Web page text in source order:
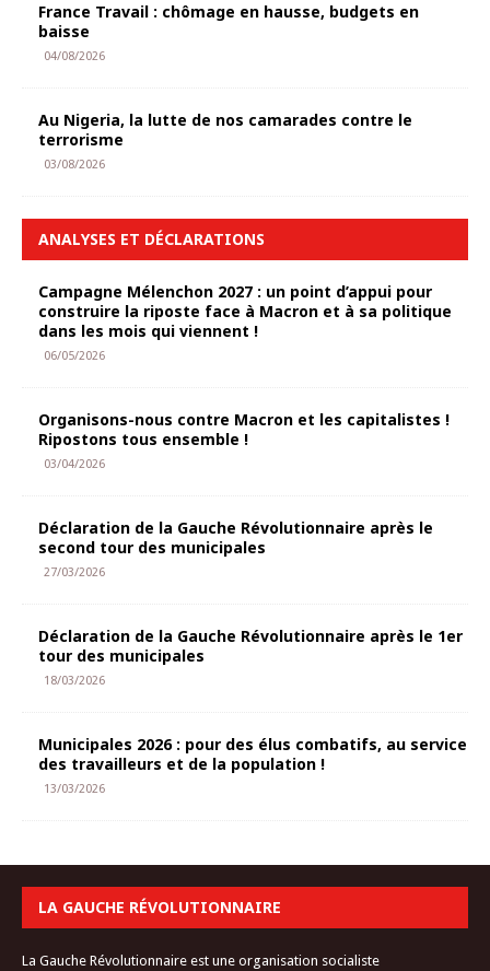
France Travail : chômage en hausse, budgets en
baisse
04/08/2026
Au Nigeria, la lutte de nos camarades contre le
terrorisme
03/08/2026
ANALYSES ET DÉCLARATIONS
Campagne Mélenchon 2027 : un point d’appui pour
construire la riposte face à Macron et à sa politique
dans les mois qui viennent !
06/05/2026
Organisons-nous contre Macron et les capitalistes !
Ripostons tous ensemble !
03/04/2026
Déclaration de la Gauche Révolutionnaire après le
second tour des municipales
27/03/2026
Déclaration de la Gauche Révolutionnaire après le 1er
tour des municipales
18/03/2026
Municipales 2026 : pour des élus combatifs, au service
des travailleurs et de la population !
13/03/2026
LA GAUCHE RÉVOLUTIONNAIRE
La Gauche Révolutionnaire est une organisation socialiste